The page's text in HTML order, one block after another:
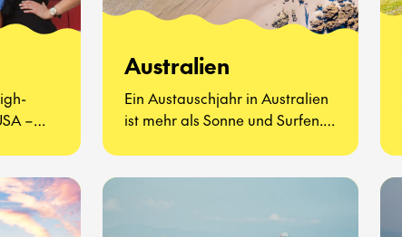
–
Australien
Ein Austauschjahr in Australien
ist mehr als Sonne und Surfen.
Schulalltag auf der anderen